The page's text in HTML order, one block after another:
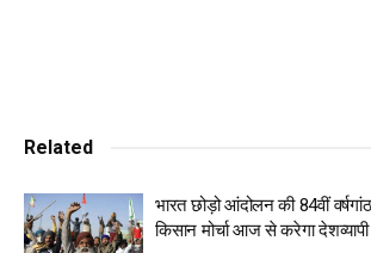
Related
भारत छोड़ो आंदोलन की 84वीं
किसान मोर्चा आज से करेगा